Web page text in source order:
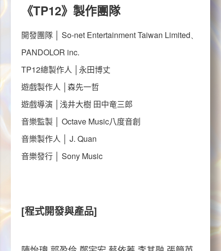
《TP12》製作團隊
開發團隊 │ So-net Entertainment Taiwan Limited、
PANDOLOR inc.
TP12總製作人 │永田博丈
遊戲製作人 │森先一哲
遊戲導演 │浅井大樹 田中竜三郎
音樂監製 │ Octave Music八度音創
音樂製作人 │ J. Quan
音樂發行 │ Sony Music
[程式開發與產品]